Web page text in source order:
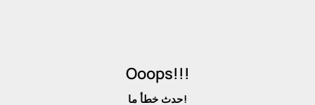
Ooops!!!
حدث خطأ ما!